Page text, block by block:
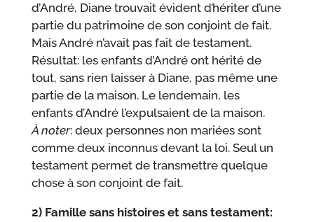
d’André, Diane trouvait évident d’hériter d’une
partie du patrimoine de son conjoint de fait.
Mais André n’avait pas fait de testament.
Résultat: les enfants d’André ont hérité de
tout, sans rien laisser à Diane, pas même une
partie de la maison. Le lendemain, les
enfants d’André l’expulsaient de la maison.
À noter: deux personnes non mariées sont
comme deux inconnus devant la loi. Seul un
testament permet de transmettre quelque
chose à son conjoint de fait.
2) Famille sans histoires et sans testament: